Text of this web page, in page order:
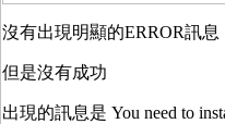
沒有出現明顯的ERROR訊息
但是沒有成功
出現的訊息是 You need to